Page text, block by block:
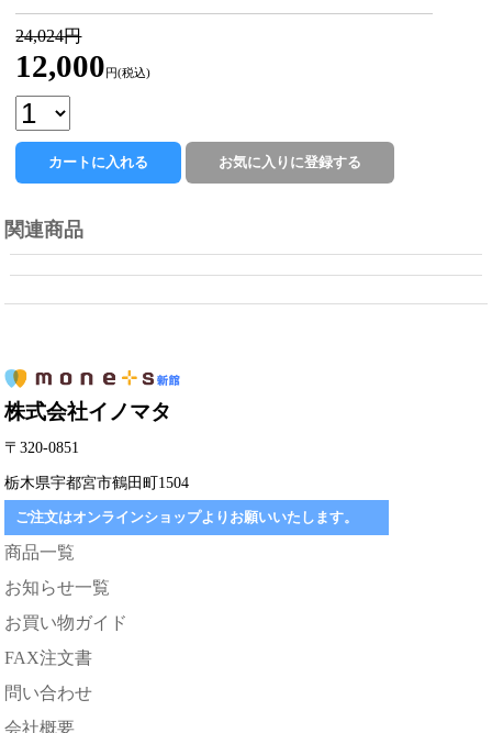
24,024円
12,000 円(税込)
関連商品
株式会社イノマタ
〒320-0851
栃木県宇都宮市鶴田町1504
ご注文はオンラインショップよりお願いいたします。
商品一覧
お知らせ一覧
お買い物ガイド
FAX注文書
問い合わせ
会社概要